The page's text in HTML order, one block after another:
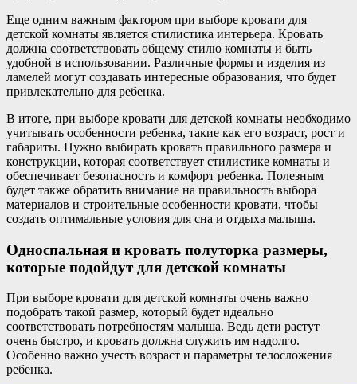
Еще одним важным фактором при выборе кровати для
детской комнаты является стилистика интерьера. Кровать
должна соответствовать общему стилю комнаты и быть
удобной в использовании. Различные формы и изделия из
ламелей могут создавать интересные образования, что будет
привлекательно для ребенка.
В итоге, при выборе кровати для детской комнаты необходимо
учитывать особенности ребенка, такие как его возраст, рост и
габариты. Нужно выбирать кровать правильного размера и
конструкции, которая соответствует стилистике комнаты и
обеспечивает безопасность и комфорт ребенка. Полезным
будет также обратить внимание на правильность выбора
материалов и строительные особенности кровати, чтобы
создать оптимальные условия для сна и отдыха малыша.
Односпальная и кровать полуторка размеры,
которые подойдут для детской комнаты
При выборе кровати для детской комнаты очень важно
подобрать такой размер, который будет идеально
соответствовать потребностям малыша. Ведь дети растут
очень быстро, и кровать должна служить им надолго.
Особенно важно учесть возраст и параметры телосложения
ребенка.